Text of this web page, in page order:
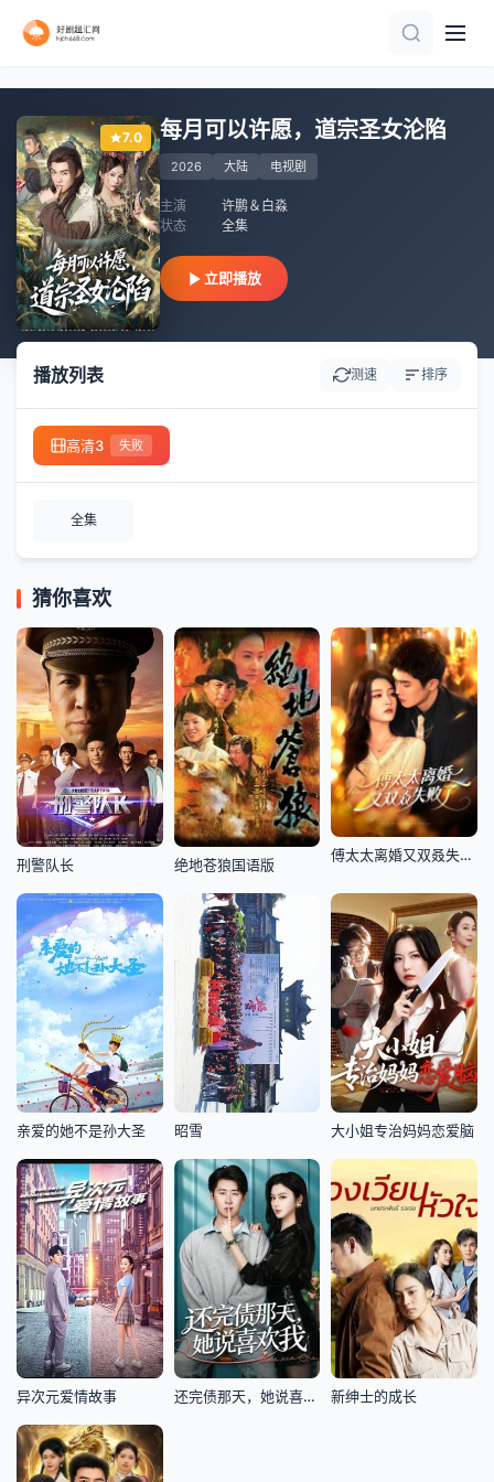
7.0 每月可以许愿，道宗圣女沦陷
2026 大陆 电视剧
主演
许鹏＆白淼
状态
全集
立即播放
播放列表 测速 排序
高清3 失败
全集
猜你喜欢
已完结
刑警队长
完结
绝地苍狼国语版
全集
傅太太离婚又双叒失败了
已完结
亲爱的她不是孙大圣
更新第20集
昭雪
全集
大小姐专治妈妈恋爱脑
第16集完结
异次元爱情故事
全集
还完债那天，她说喜欢我
已完结
新绅士的成长
全集